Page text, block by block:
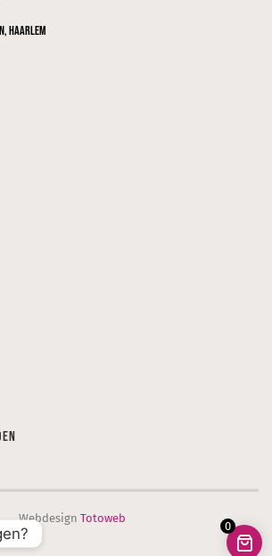
0
Haarlem
Webdesign Totoweb